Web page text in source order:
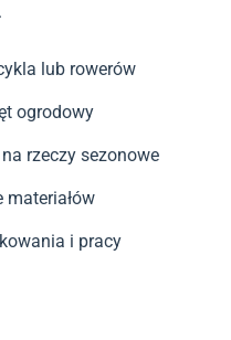
lub rowerów
ogrodowy
rzeczy sezonowe
i pracy